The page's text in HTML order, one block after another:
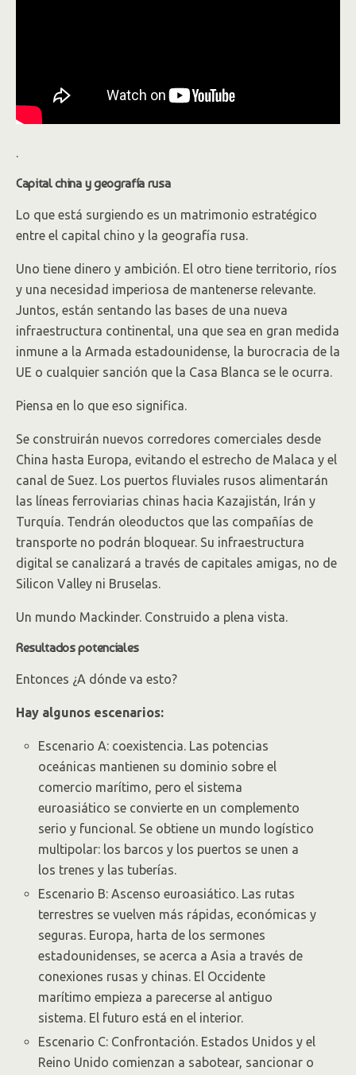
.
Capital china y geografía rusa
Lo que está surgiendo es un matrimonio estratégico
entre el capital chino y la geografía rusa.
Uno tiene dinero y ambición. El otro tiene territorio, ríos
y una necesidad imperiosa de mantenerse relevante.
Juntos, están sentando las bases de una nueva
infraestructura continental, una que sea en gran medida
inmune a la Armada estadounidense, la burocracia de la
UE o cualquier sanción que la Casa Blanca se le ocurra.
Piensa en lo que eso significa.
Se construirán nuevos corredores comerciales desde
China hasta Europa, evitando el estrecho de Malaca y el
canal de Suez. Los puertos fluviales rusos alimentarán
las líneas ferroviarias chinas hacia Kazajistán, Irán y
Turquía. Tendrán oleoductos que las compañías de
transporte no podrán bloquear. Su infraestructura
digital se canalizará a través de capitales amigas, no de
Silicon Valley ni Bruselas.
Un mundo Mackinder. Construido a plena vista.
Resultados potenciales
Entonces ¿A dónde va esto?
Hay algunos escenarios:
Escenario A: coexistencia. Las potencias
oceánicas mantienen su dominio sobre el
comercio marítimo, pero el sistema
euroasiático se convierte en un complemento
serio y funcional. Se obtiene un mundo logístico
multipolar: los barcos y los puertos se unen a
los trenes y las tuberías.
Escenario B: Ascenso euroasiático. Las rutas
terrestres se vuelven más rápidas, económicas y
seguras. Europa, harta de los sermones
estadounidenses, se acerca a Asia a través de
conexiones rusas y chinas. El Occidente
marítimo empieza a parecerse al antiguo
sistema. El futuro está en el interior.
Escenario C: Confrontación. Estados Unidos y el
Reino Unido comienzan a sabotear, sancionar o